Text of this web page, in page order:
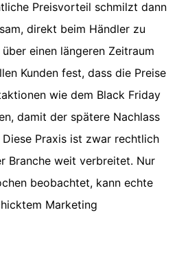
Preisvorteil schmilzt dann
direkt beim Händler zu
einen längeren Zeitraum
Kunden fest, dass die Preise
wie dem Black Friday
damit der spätere Nachlass
Praxis ist zwar rechtlich
Branche weit verbreitet. Nur
beobachtet, kann echte
Marketing